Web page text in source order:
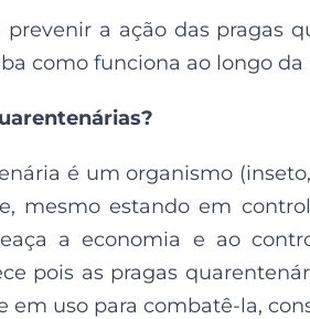
prevenir a ação das pragas
como funciona ao longo
é um organismo
mesmo estando em
a economia e ao
pois as pragas
em uso para combatê-la,